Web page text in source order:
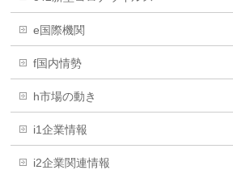
e国際機関
f国内情勢
h市場の動き
i1企業情報
i2企業関連情報